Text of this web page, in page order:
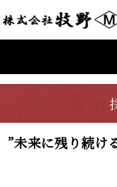
”未来に残り続け